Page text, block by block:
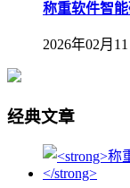
称重软件智
2026年02月11
经典文章